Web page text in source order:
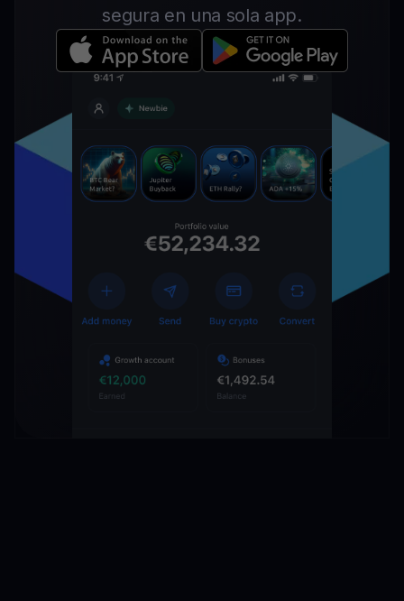
segura en una sola app.